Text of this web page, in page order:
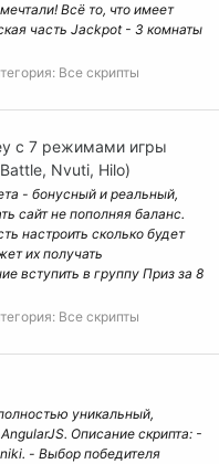
Всё то, что имеет
часть Jackpot - 3 комнаты
Все скрипты
с 7 режимами игры
Nvuti, Hilo)
- бонусный и реальный,
сайт не пополняя баланс.
настроить сколько будет
их получать
вступить в группу Приз за 8
Все скрипты
уникальный,
Описание скрипта: -
- Выбор победителя